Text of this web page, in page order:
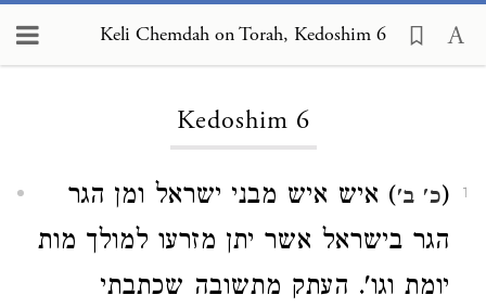
Keli Chemdah on Torah, Kedoshim 6
Kedoshim 6
1
(כ' ב') איש איש מבני ישראל ומן הגר
הגר בישראל אשר יתן מזרעו למולך מות
יומת וגו'. העתק מתשובה שכתבתי